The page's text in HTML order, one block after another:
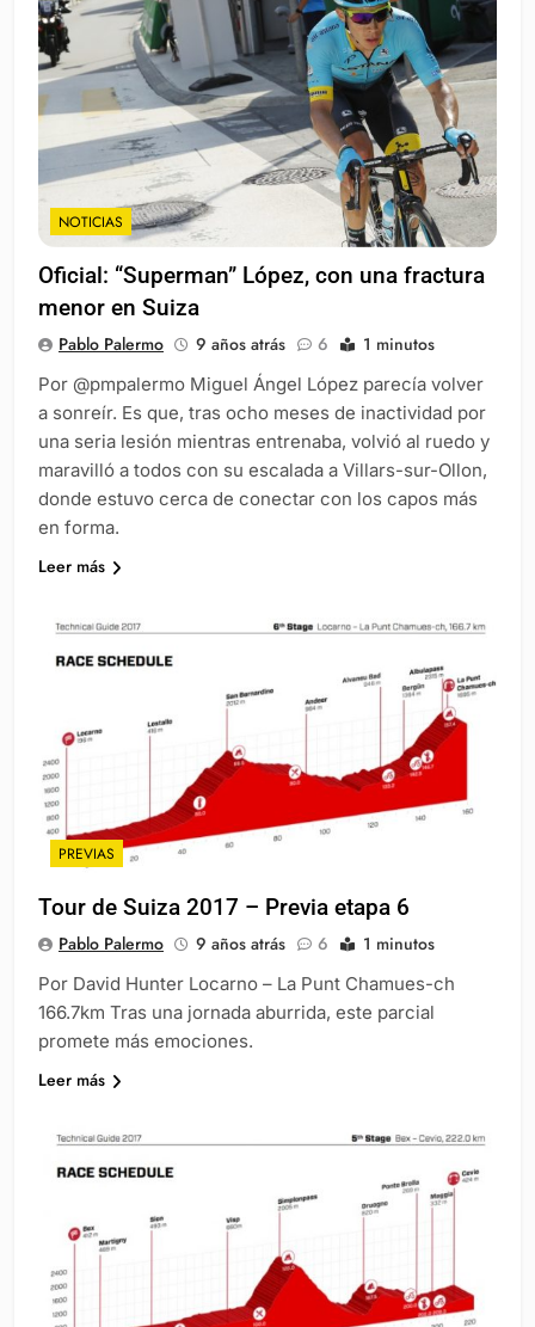
NOTICIAS
Oficial: “Superman” López, con una fractura
menor en Suiza
Pablo Palermo 9 años atrás 6 1 minutos
Por @pmpalermo Miguel Ángel López parecía volver
a sonreír. Es que, tras ocho meses de inactividad por
una seria lesión mientras entrenaba, volvió al ruedo y
maravilló a todos con su escalada a Villars-sur-Ollon,
donde estuvo cerca de conectar con los capos más
en forma.
Leer más
PREVIAS
Tour de Suiza 2017 – Previa etapa 6
Pablo Palermo 9 años atrás 6 1 minutos
Por David Hunter Locarno – La Punt Chamues-ch
166.7km Tras una jornada aburrida, este parcial
promete más emociones.
Leer más